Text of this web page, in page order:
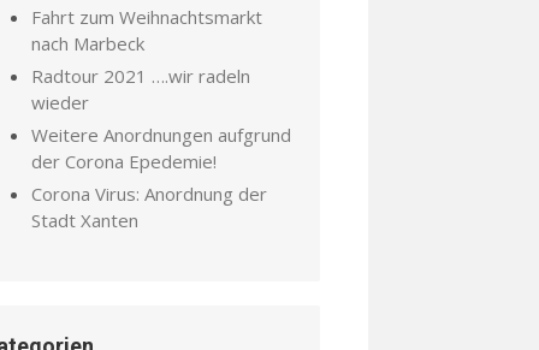
Fahrt zum Weihnachtsmarkt
nach Marbeck
Radtour 2021 ….wir radeln
wieder
Weitere Anordnungen aufgrund
der Corona Epedemie!
Corona Virus: Anordnung der
Stadt Xanten